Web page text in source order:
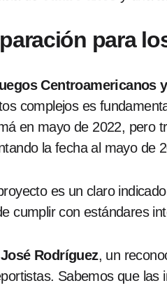
para
Centroamericanos
complejos es
en mayo de 2022, pero
la fecha al mayo de
es un claro
cumplir con estándares
Rodríguez, un
Sabemos que las